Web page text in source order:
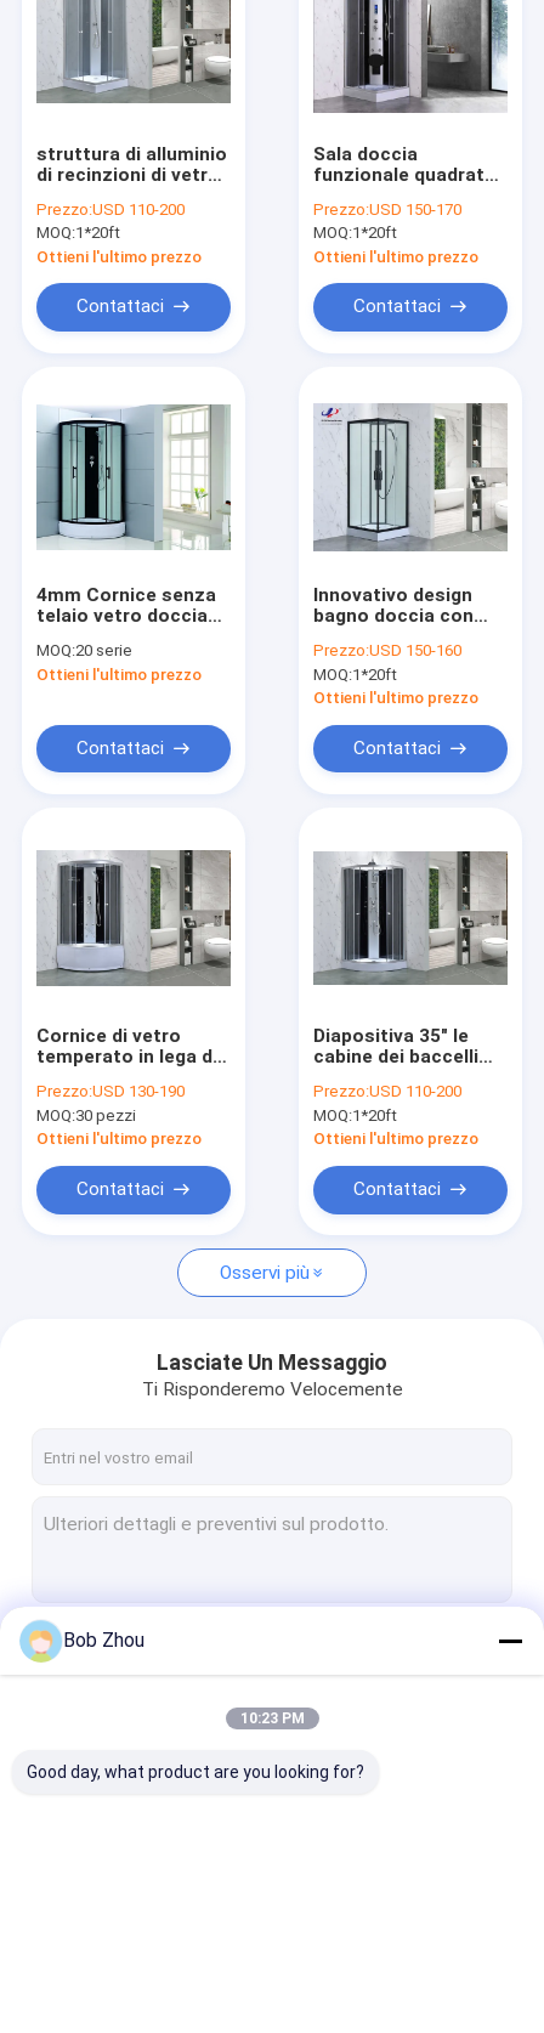
Prodotti
Video
Show VR
Controllo della qualità
Contattaci
Semplice doccia
recinzione della doccia
Sala scorrevole d'angolo
struttura di alluminio
di recinzioni di vetro
1-1.2mm
Prezzo:USD 110-200
MOQ:1*20ft
Ottieni l'ultimo prezzo
Contattaci
Sala doccia
funzionale quadrata
e telaio di alluminio
per un lussuoso
Prezzo:USD 150-170
MOQ:1*20ft
Ottieni l'ultimo prezzo
Contattaci
4mm Cornice senza
telaio vetro doccia
dimensione
MOQ:20 serie
Ottieni l'ultimo prezzo
Contattaci
Innovativo design
bagno doccia con
4/5mm e telaio nero
matt
Prezzo:USD 150-160
MOQ:1*20ft
Ottieni l'ultimo prezzo
Contattaci
Cornice di vetro
temperato in lega di
doccia di lusso con
scaffale di vetro e
vassoio alto
Prezzo:USD 130-190
MOQ:30 pezzi
Ottieni l'ultimo prezzo
Contattaci
Diapositiva 35" le
cabine dei baccelli
X85» hanno
temperato il vetro
Prezzo:USD 110-200
MOQ:1*20ft
Ottieni l'ultimo prezzo
Contattaci
Osservi più
Lasciate Un Messaggio
Ti Risponderemo Velocemente
Bob Zhou
10:23 PM
Good day, what product are you looking for?